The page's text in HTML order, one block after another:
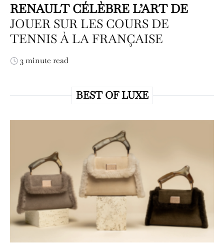
RENAULT CÉLÈBRE L’ART DE
JOUER SUR LES COURS DE
TENNIS À LA FRANÇAISE
3 minute read
BEST OF LUXE